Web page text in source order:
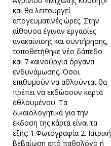
και θα λειτουργεί
απογευματινές ώρες. Στην
αίθουσα έγιναν εργασίες
ανακαίνισης και συντήρησης,
τοποθετήθηκε νέο δάπεδο
και 7 καινούργια όργανα
ενδυνάμωσης. Όσοι
επιθυμούν να αθλούνται θα
πρέπει να εκδώσουν κάρτα
αθλουμένου. Τα
δικαιολογητικά για την
έκδοση της κάρτα είναι τα
εξής: 1.Φωτογραφία 2. Ιατρική
βεβαίωση από παθολόγο ή